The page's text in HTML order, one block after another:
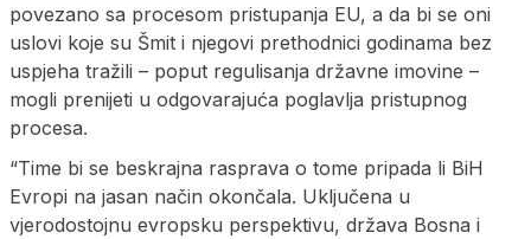
povezano sa procesom pristupanja EU, a da bi se oni
uslovi koje su Šmit i njegovi prethodnici godinama bez
uspjeha tražili – poput regulisanja državne imovine –
mogli prenijeti u odgovarajuća poglavlja pristupnog
procesa.
“Time bi se beskrajna rasprava o tome pripada li BiH
Evropi na jasan način okončala. Uključena u
vjerodostojnu evropsku perspektivu, država Bosna i